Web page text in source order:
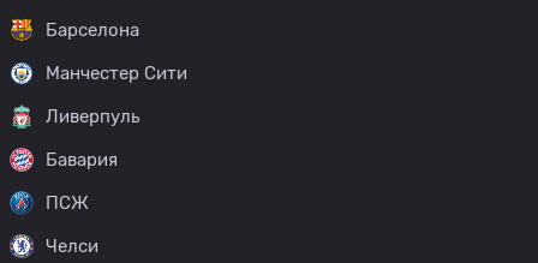
Барселона
Манчестер Сити
Ливерпуль
Бавария
ПСЖ
Челси